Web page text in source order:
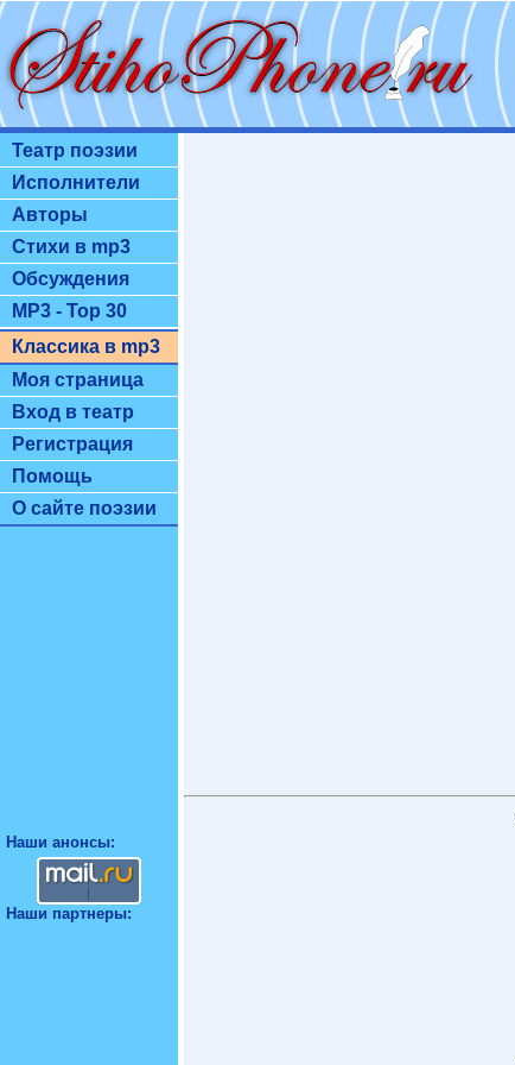
Театр поэзии
Исполнители
Авторы
Стихи в mp3
Обсуждения
MP3 - Top 30
Классика в mp3
Моя страница
Вход в театр
Регистрация
Помощь
О сайте поэзии
Наши анонсы:
Наши партнеры: